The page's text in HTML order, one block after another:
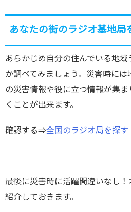
あなたの街のラジオ基地局
あらかじめ自分の住んでいる地
か調べてみましょう。災害時に
の災害情報や役に立つ情報が集
くことが出来ます。
確認する⇒全国のラジオ局を探す
最後に災害時に活躍間違いなし
紹介しておきます。